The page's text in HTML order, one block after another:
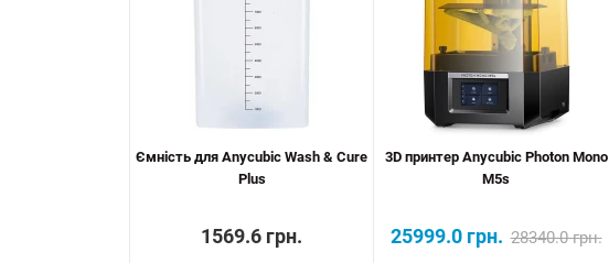
Ємність для Anycubic Wash & Cure
Plus
1569.6 грн.
3D принтер Anycubic Photon Mono
M5s
25999.0 грн. 28340.0 грн.